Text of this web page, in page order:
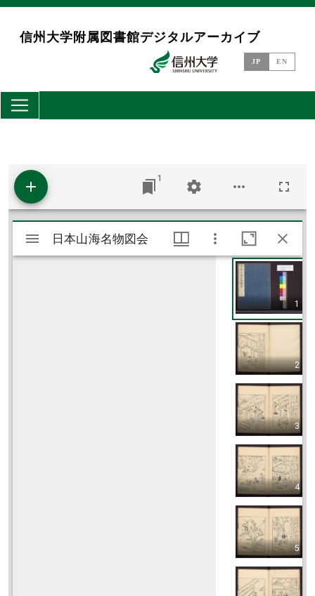
メインコンテンツに移動
信州大学附属図書館デジタルアーカイブ
JP EN